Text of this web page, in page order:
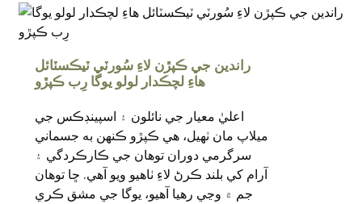
راندين جي ڪپڙن لاءِ سُورٽي ٽيڪسٽائل
هاءِ لچڪدار لولو يوگا رِب ڪپڙو
اعليٰ معيار جي نائلون ۽ اسپينڊڪس جي
ميلاپ مان ٺهيل، هي ڪپڙو ڪنهن به جسماني
سرگرمي دوران توهان جي ڪارڪردگي ۽
آرام کي بلند ڪرڻ لاءِ ٺاهيو ويو آهي. ڇا توهان
جم ۾ وڃي رهيا آهيو، يوگا جي مشق ڪري